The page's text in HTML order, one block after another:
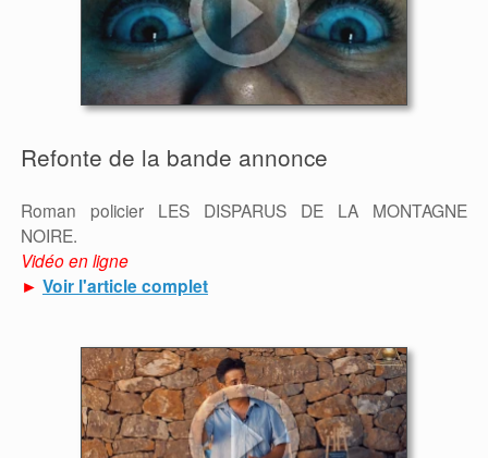
Refonte de la bande annonce
Roman policier LES DISPARUS DE LA MONTAGNE
NOIRE.
Vidéo en ligne
► Voir l'article complet